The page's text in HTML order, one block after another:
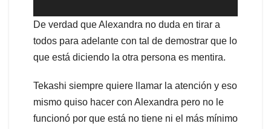
De verdad que Alexandra no duda en tirar a
todos para adelante con tal de demostrar que lo
que está diciendo la otra persona es mentira.
Tekashi siempre quiere llamar la atención y eso
mismo quiso hacer con Alexandra pero no le
funcionó por que está no tiene ni el más mínimo